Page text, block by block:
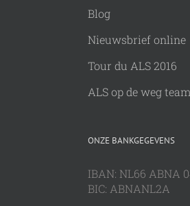
Blog
Nieuwsbrief online
Tour du ALS 2016
ALS op de weg
ONZE BANKGEGEVENS
IBAN: NL66 ABNA
BIC: ABNANL2A